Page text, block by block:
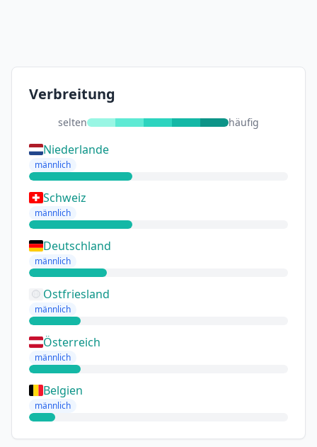
Verbreitung
selten häufig
Niederlande
männlich
Schweiz
männlich
Deutschland
männlich
Ostfriesland
männlich
Österreich
männlich
Belgien
männlich